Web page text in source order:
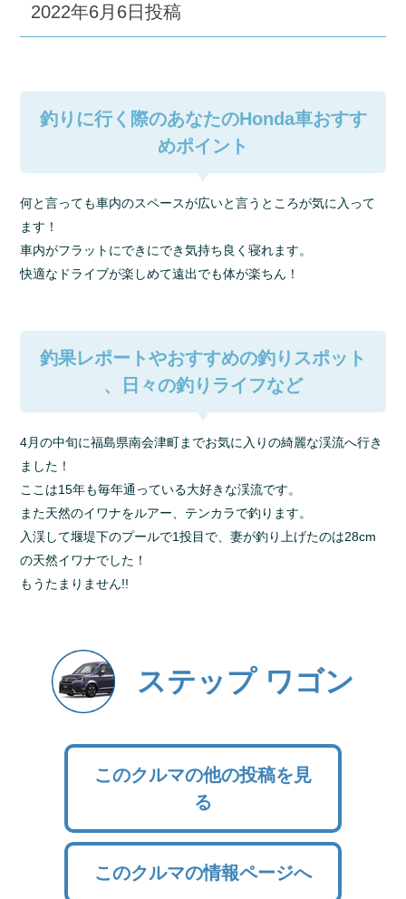
2022年6月6日投稿
釣りに行く際のあなたのHonda車おすす
めポイント
何と言っても車内のスペースが広いと言うところが気に入って
ます！
車内がフラットにできにでき気持ち良く寝れます。
快適なドライブが楽しめて遠出でも体が楽ちん！
釣果レポートやおすすめの釣りスポット
、日々の釣りライフなど
4月の中旬に福島県南会津町までお気に入りの綺麗な渓流へ行き
ました！
ここは15年も毎年通っている大好きな渓流です。
また天然のイワナをルアー、テンカラで釣ります。
入渓して堰堤下のプールで1投目で、妻が釣り上げたのは28cm
の天然イワナでした！
もうたまりません!!
ステップ ワゴン
このクルマの他の投稿を見
る
このクルマの情報ページへ